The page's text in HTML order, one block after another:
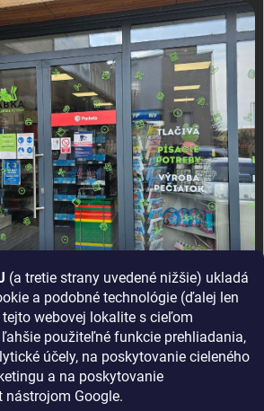
(a tretie strany uvedené nižšie) ukladá
a podobné technológie (ďalej len
tejto webovej lokalite s cieľom
použiteľné funkcie prehliadania,
účely, na poskytovanie cieleného
a na poskytovanie
Google.